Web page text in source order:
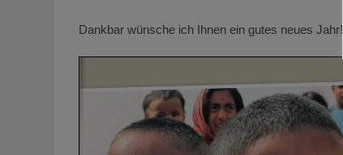
Dankbar wünsche ich Ihnen ein gutes neues Jahr!